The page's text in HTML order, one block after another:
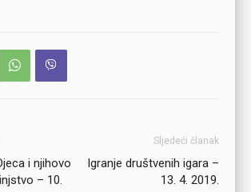
i njihovo
– 10.
Sljedeći članak
Igranje društvenih igara –
13. 4. 2019.